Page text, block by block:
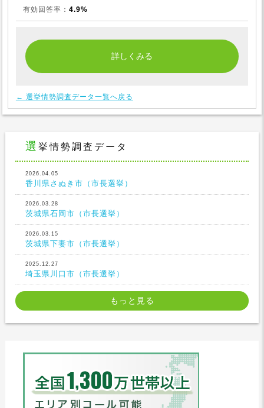
有効回答率： 4.9%
← 選挙情勢調査データ一覧へ戻る
選挙情勢調査データ
2026.04.05
香川県さぬき市（市長選挙）
2026.03.28
茨城県石岡市（市長選挙）
2026.03.15
茨城県下妻市（市長選挙）
2025.12.27
埼玉県川口市（市長選挙）
もっと見る